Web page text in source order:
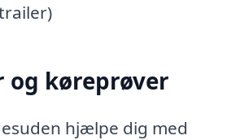
og køreprøver
hjælpe dig med